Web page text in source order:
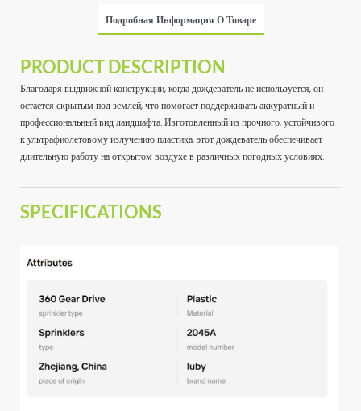
Подробная Информация О Товаре
PRODUCT DESCRIPTION
Благодаря выдвижной конструкции, когда дождеватель не используется, он
остается скрытым под землей, что помогает поддерживать аккуратный и
профессиональный вид ландшафта. Изготовленный из прочного, устойчивого
к ультрафиолетовому излучению пластика, этот дождеватель обеспечивает
длительную работу на открытом воздухе в различных погодных условиях.
SPECIFICATIONS